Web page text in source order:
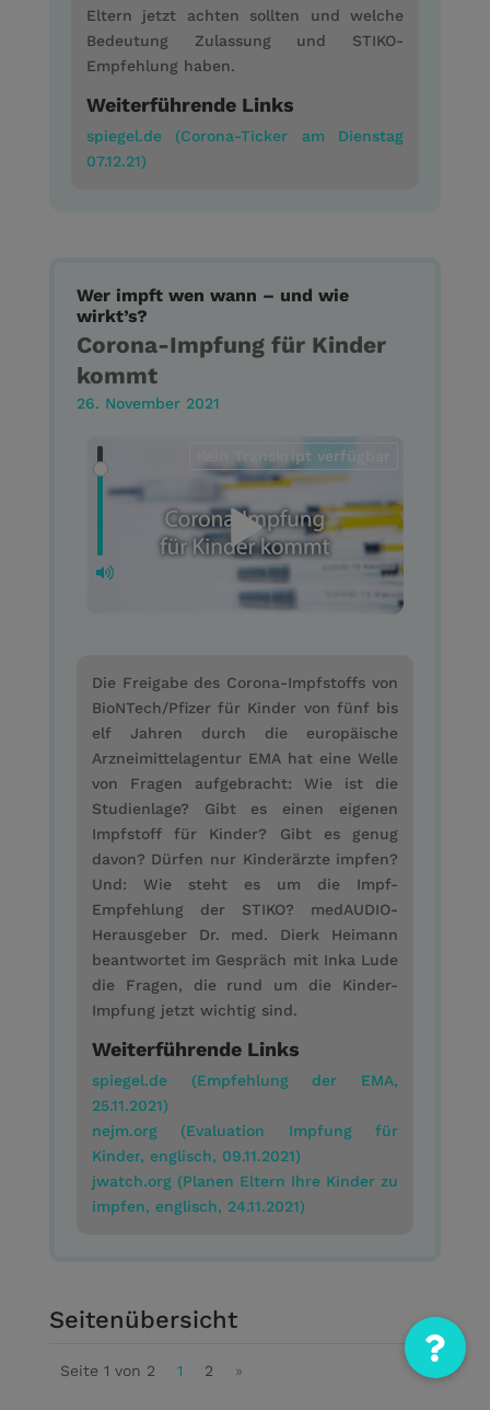
Eltern jetzt achten sollten und welche
Bedeutung Zulassung und STIKO-
Empfehlung haben.
Weiterführende Links
spiegel.de (Corona-Ticker am Dienstag
07.12.21)
Wer impft wen wann – und wie
wirkt’s?
Corona-Impfung für Kinder
kommt
26. November 2021
Kein Transkript verfügbar
Die Freigabe des Corona-Impfstoffs von
BioNTech/Pfizer für Kinder von fünf bis
elf Jahren durch die europäische
Arzneimittelagentur EMA hat eine Welle
von Fragen aufgebracht: Wie ist die
Studienlage? Gibt es einen eigenen
Impfstoff für Kinder? Gibt es genug
davon? Dürfen nur Kinderärzte impfen?
Und: Wie steht es um die Impf-
Empfehlung der STIKO? medAUDIO-
Herausgeber Dr. med. Dierk Heimann
beantwortet im Gespräch mit Inka Lude
die Fragen, die rund um die Kinder-
Impfung jetzt wichtig sind.
Weiterführende Links
spiegel.de (Empfehlung der EMA,
25.11.2021)
nejm.org (Evaluation Impfung für
Kinder, englisch, 09.11.2021)
jwatch.org (Planen Eltern Ihre Kinder zu
impfen, englisch, 24.11.2021)
Seitenübersicht
Seite 1 von 2 1 2 »